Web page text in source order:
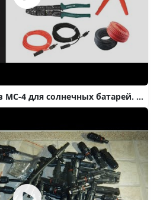
Обжим коннекторов MC-4 для солнечных батарей. (Узнай какой инструмент используют профессионалы)